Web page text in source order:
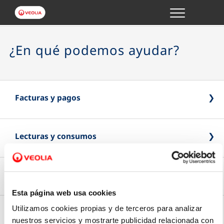
Esta página web usa cookies
Utilizamos cookies propias y de terceros para analizar
nuestros servicios y mostrarte publicidad relacionada con
Menu
VER TODAS LAS GESTIONES
VER TODAS LAS GESTIONES
CONÓCENOS
¿En qué podemos ayudar?
Facturas y pagos
Paga online de forma rápida y segura
Tipo de factura
Lecturas y consumos
Envía la última lectura de tu contador
Contratos y personas autorizadas
Modificación de datos